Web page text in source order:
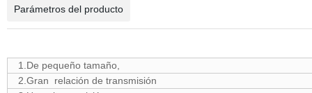
Parámetros del producto
1.De pequeño tamaño,
2.Gran relación de transmisión